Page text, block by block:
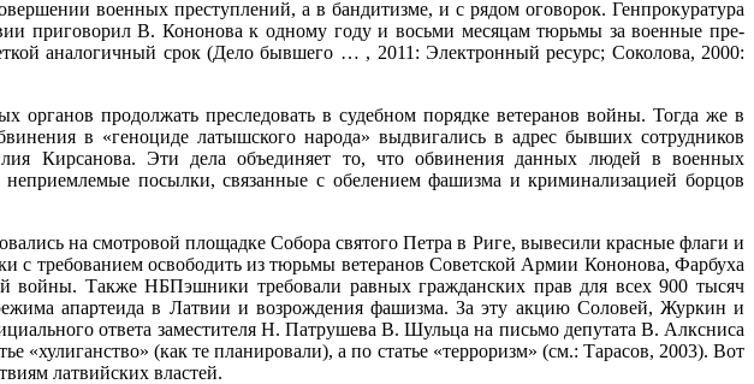
военных преступлений, а в бандитизме, и с рядом оговорок. Генпрокуратура
пригово­рил В. Кононова к одному году и восьми месяцам тюрьмы за военные пре­
аналогичный срок (Дело бывшего … , 2011: Электронный ресурс; Соколова, 2000:
продолжать преследовать в судеб­ном порядке ветеранов войны. Тогда же в
в «геноциде латышского народа» выдвигались в адрес бывших сотрудников
Кирсанова. Эти дела объединяет то, что обвинения данных людей в военных
посылки, связанные с обелением фашизма и криминализацией борцов
на смотровой площадке Собора святого Петра в Риге, вывесили красные флаги и
с требованием освободить из тюрьмы ветеранов Советской Армии Кононова, Фарбуха
войны. Также НБПэшники тре­бовали равных гражданских прав для всех 900 тысяч
апартеида в Латвии и возрождения фашизма. За эту акцию Соловей, Журкин и
ответа заместителя Н. Патрушева В. Шульца на письмо депутата В. Алксниса
«хулиганство» (как те планировали), а по статье «терроризм» (см.: Тарасов, 2003). Вот
латвийских вла­стей.